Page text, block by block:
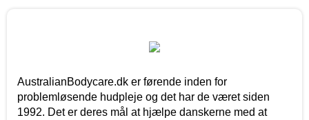
AustralianBodycare.dk er førende inden for
problemløsende hudpleje og det har de været siden
1992. Det er deres mål at hjælpe danskerne med at